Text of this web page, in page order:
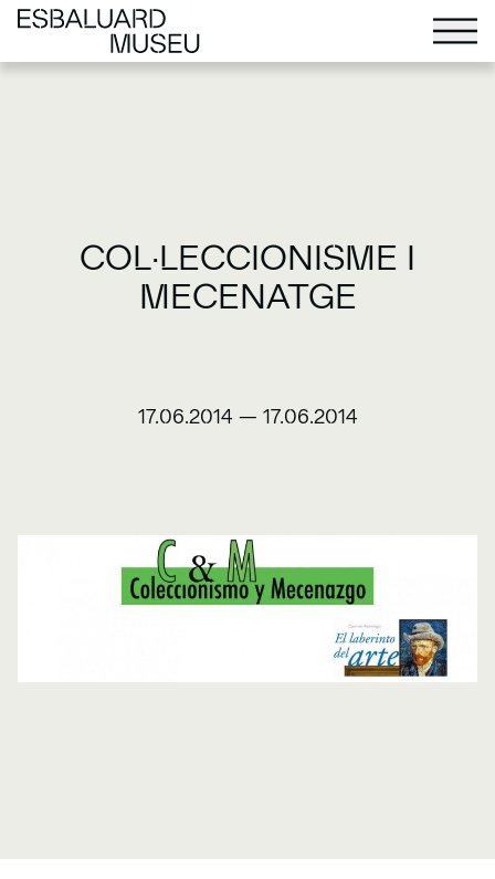
COL·LECCIONISME I
MECENATGE
17.06.2014 — 17.06.2014